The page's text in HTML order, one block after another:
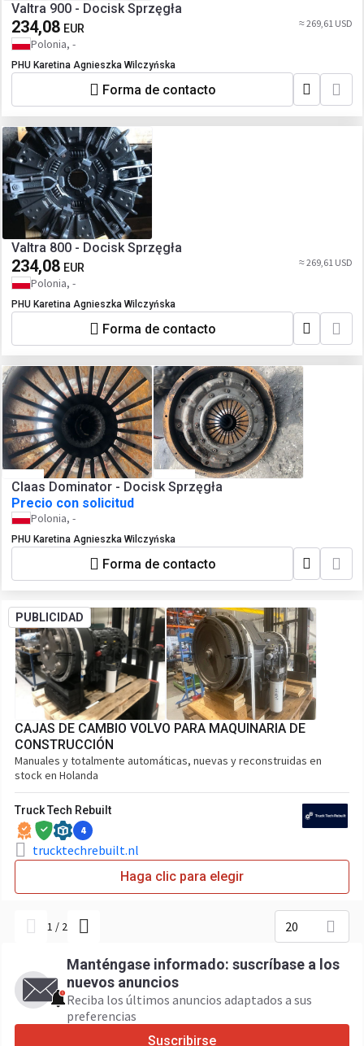
Valtra 900 - Docisk Sprzęgła
234,08 EUR ≈ 269,61 USD
Polonia, -
PHU Karetina Agnieszka Wilczyńska
Forma de contacto
Valtra 800 - Docisk Sprzęgła
234,08 EUR ≈ 269,61 USD
Polonia, -
PHU Karetina Agnieszka Wilczyńska
Forma de contacto
Claas Dominator - Docisk Sprzęgła
Precio con solicitud
Polonia, -
PHU Karetina Agnieszka Wilczyńska
Forma de contacto
PUBLICIDAD
CAJAS DE CAMBIO VOLVO PARA MAQUINARIA DE
CONSTRUCCIÓN
Manuales y totalmente automáticas, nuevas y reconstruidas en
stock en Holanda
Truck Tech Rebuilt
4
trucktechrebuilt.nl
Haga clic para elegir
1 / 2 20
Manténgase informado: suscríbase a los
nuevos anuncios
Reciba los últimos anuncios adaptados a sus
preferencias
Suscribirse